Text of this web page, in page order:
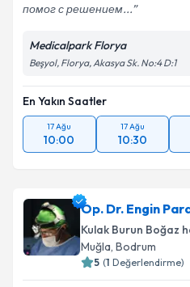
помог с решением...
Medicalpark Florya
Beşyol, Florya, Akasya Sk. No:4 D:1
En Yakın Saatler
17 Ağu
10:00
17 Ağu
10:30
Op. Dr. Engin
Kulak Burun Boğaz
Muğla, Bodrum
5 (1 Değerlendirme)